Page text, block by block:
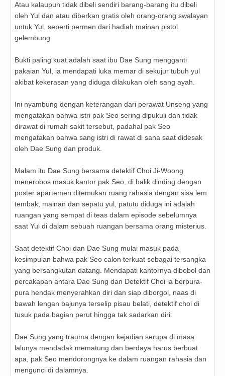
Atau kalaupun tidak dibeli sendiri barang-barang itu dibeli
oleh Yul dan atau diberkan gratis oleh orang-orang swalayan
untuk Yul, seperti permen dari hadiah mainan pistol
gelembung.
Bukti paling kuat adalah saat ibu Dae Sung mengganti
pakaian Yul, ia mendapati luka memar di sekujur tubuh yul
akibat kekerasan yang diduga dilakukan oleh sang ayah.
Ini nyambung dengan keterangan dari perawat Unseng yang
mengatakan bahwa istri pak Seo sering dipukuli dan tidak
dirawat di rumah sakit tersebut, padahal pak Seo
mengatakan bahwa sang istri di rawat di sana saat didesak
oleh Dae Sung dan produk.
Malam itu Dae Sung bersama detektif Choi Ji-Woong
menerobos masuk kantor pak Seo, di balik dinding dengan
poster apartemen ditemukan ruang rahasia dengan sisa lem
tembak, mainan dan sepatu yul, patutu diduga ini adalah
ruangan yang sempat di teas dalam episode sebelumnya
saat Yul di dalam sebuah ruangan bersama orang misterius.
Saat detektif Choi dan Dae Sung mulai masuk pada
kesimpulan bahwa pak Seo calon terkuat sebagai tersangka
yang bersangkutan datang. Mendapati kantornya dibobol dan
percakapan antara Dae Sung dan Detektif Choi ia berpura-
pura hendak menyerahkan diri dan siap diborgol, naas di
bawah lengan bajunya terselip pisau belati, detektif choi di
tusuk pada bagian perut hingga tak sadarkan diri.
Dae Sung yang trauma dengan kejadian serupa di masa
lalunya mendadak mematung dan berdaya harus berbuat
apa, pak Seo mendorongnya ke dalam ruangan rahasia dan
mengunci di dalamnya.